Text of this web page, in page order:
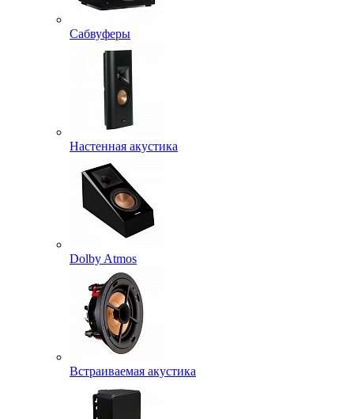
Сабвуферы
Настенная акустика
Dolby Atmos
Встраиваемая акустика